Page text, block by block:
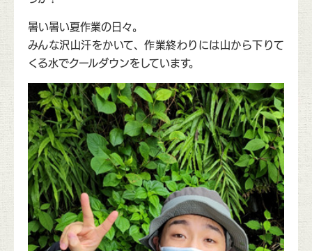
暑い暑い夏作業の日々。
みんな沢山汗をかいて、作業終わりには山から下りて
くる水でクールダウンをしています。